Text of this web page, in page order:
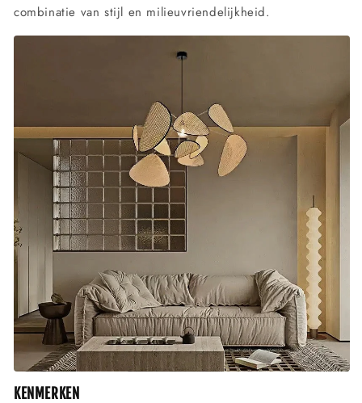
combinatie van stijl en milieuvriendelijkheid.
KENMERKEN